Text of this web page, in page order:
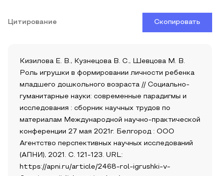
Цитирование Скопировать
Кизилова Е. В., Кузнецова В. С., Шевцова М. В.
Роль игрушки в формировании личности ребенка
младшего дошкольного возраста // Социально-
гуманитарные науки: современные парадигмы и
исследования : сборник научных трудов по
материалам Международной научно-практической
конференции 27 мая 2021г. Белгород : ООО
Агентство перспективных научных исследований
(АПНИ), 2021. С. 121-123. URL:
https://apni.ru/article/2468-rol-igrushki-v-